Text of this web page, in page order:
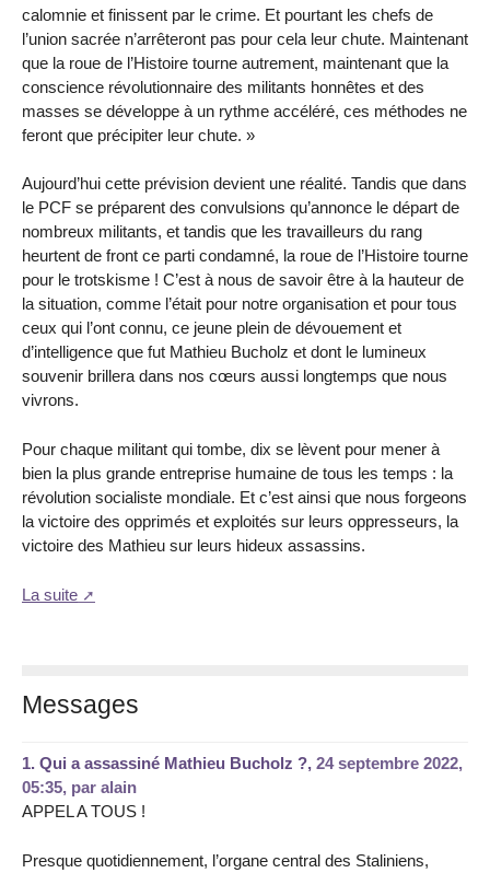
calomnie et finissent par le crime. Et pourtant les chefs de
l’union sacrée n’arrêteront pas pour cela leur chute. Maintenant
que la roue de l’Histoire tourne autrement, maintenant que la
conscience révolutionnaire des militants honnêtes et des
masses se développe à un rythme accéléré, ces méthodes ne
feront que précipiter leur chute. »
Aujourd’hui cette prévision devient une réalité. Tandis que dans
le PCF se préparent des convulsions qu’annonce le départ de
nombreux militants, et tandis que les travailleurs du rang
heurtent de front ce parti condamné, la roue de l’Histoire tourne
pour le trotskisme ! C’est à nous de savoir être à la hauteur de
la situation, comme l’était pour notre organisation et pour tous
ceux qui l’ont connu, ce jeune plein de dévouement et
d’intelligence que fut Mathieu Bucholz et dont le lumineux
souvenir brillera dans nos cœurs aussi longtemps que nous
vivrons.
Pour chaque militant qui tombe, dix se lèvent pour mener à
bien la plus grande entreprise humaine de tous les temps : la
révolution socialiste mondiale. Et c’est ainsi que nous forgeons
la victoire des opprimés et exploités sur leurs oppresseurs, la
victoire des Mathieu sur leurs hideux assassins.
La suite
Messages
1. Qui a assassiné Mathieu Bucholz ?, 24 septembre 2022,
05:35, par alain
APPEL A TOUS !
Presque quotidiennement, l’organe central des Staliniens,